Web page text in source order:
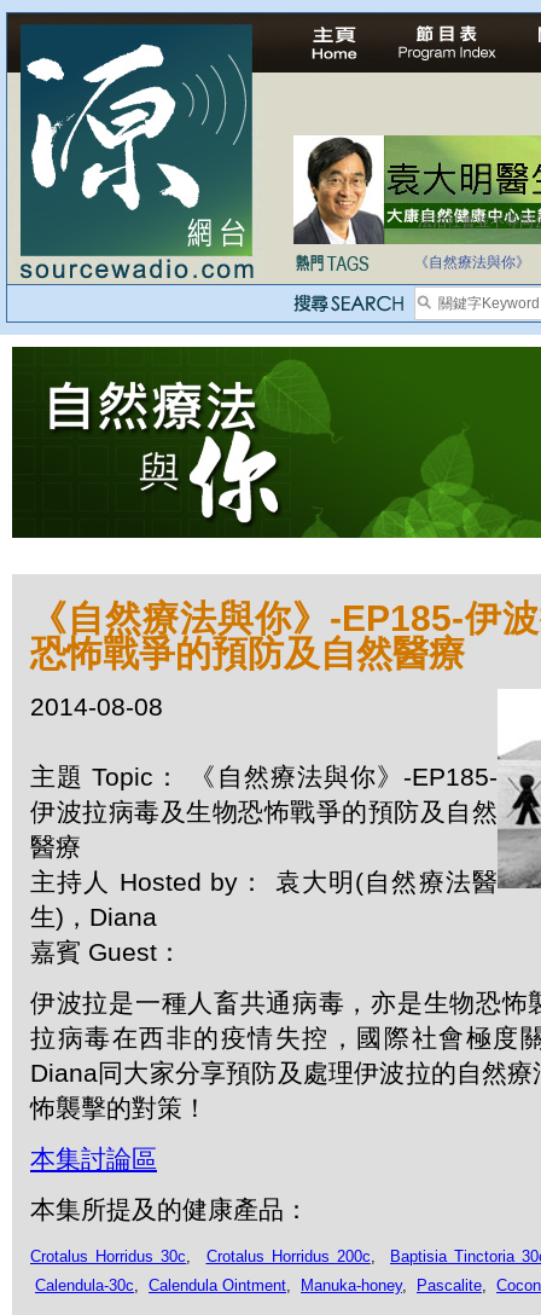
法治社會並不等同
自家教育合法化-
《自然療法與你》
《自然療法與你》-EP185-伊
恐怖戰爭的預防及自然醫療
2014-08-08
主題 Topic： 《自然療法與你》-EP185-
伊波拉病毒及生物恐怖戰爭的預防及自然
醫療
主持人 Hosted by： 袁大明(自然療法醫
生)，Diana
嘉賓 Guest：
伊波拉是一種人畜共通病毒，亦是生物恐怖
拉病毒在西非的疫情失控，國際社會極度
Diana同大家分享預防及處理伊波拉的自然
怖襲擊的對策！
本集討論區
本集所提及的健康產品：
Crotalus Horridus 30c, Crotalus Horridus 200c,
Baptisia Tinctoria
Calendula-30c, Calendula Ointment, Manuka-honey, Pascalite,